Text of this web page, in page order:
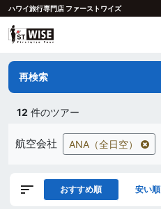
ハワイ旅行専門店 ファーストワイズ
再検索
12 件のツアー
航空会社 ANA（全日空）
おすすめ順 安い順